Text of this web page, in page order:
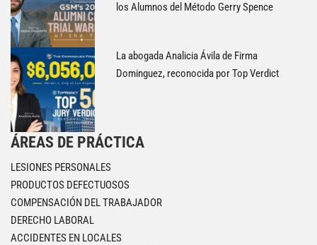
los Alumnos del Método Gerry Spence
La abogada Analicia Ávila de Firma
Dominguez, reconocida por Top Verdict
ÁREAS DE PRÁCTICA
LESIONES PERSONALES
PRODUCTOS DEFECTUOSOS
COMPENSACIÓN DEL TRABAJADOR
DERECHO LABORAL
ACCIDENTES EN LOCALES